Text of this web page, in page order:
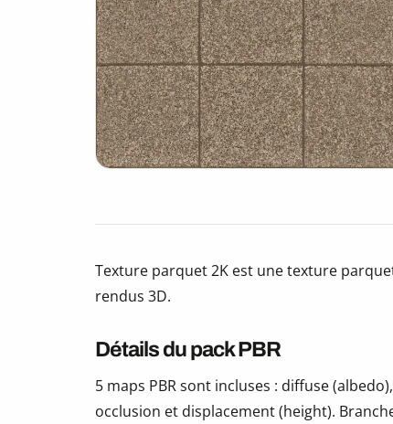
Texture parquet 2K est une texture
rendus 3D.
Détails du pack PBR
5 maps PBR sont incluses : diffuse
occlusion et displacement (height).